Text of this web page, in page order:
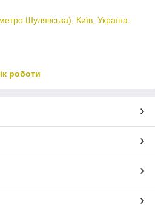
Шулявська), Київ, Україна
роботи